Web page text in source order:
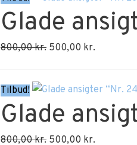
800,00 kr..
500,00
Glade
800,00kr. Den
pris
800,00 kr..
500,00 kr.
pris
500,00
Tilbud!
Glade
800,00kr. Den
500,00 kr.